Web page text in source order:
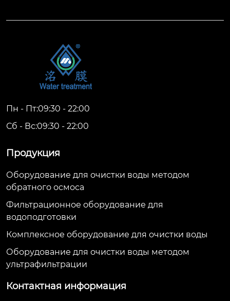
Пн - Пт:09:30 - 22:00
Сб - Вс:09:30 - 22:00
Продукция
Оборудование для очистки воды методом
обратного осмоса
Фильтрационное оборудование для
водоподготовки
Комплексное оборудование для очистки воды
Оборудование для очистки воды методом
ультрафильтрации
Контактная информация